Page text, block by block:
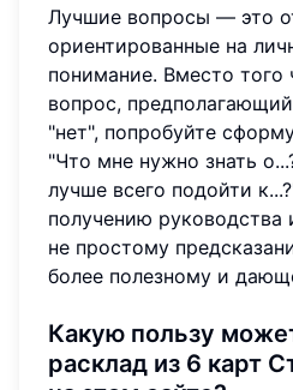
Лучшие вопросы — это
ориентированные на
понимание. Вместо того
вопрос,
"нет", попробуйте
"Что мне нужно знать
лучше всего подойти
получению
не простому
более полезному и
Какую пользу
расклад из 6 карт